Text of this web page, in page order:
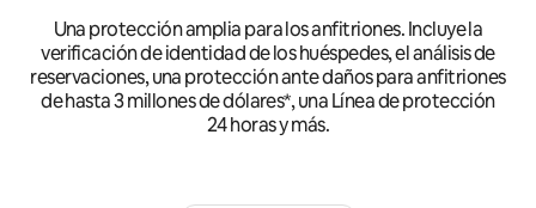
Una protección amplia para los anfitriones. Incluye la
verificación de identidad de los huéspedes, el análisis de
reservaciones, una protección ante daños para anfitriones
de hasta 3 millones de dólares*, una Línea de protección
24 horas y más.